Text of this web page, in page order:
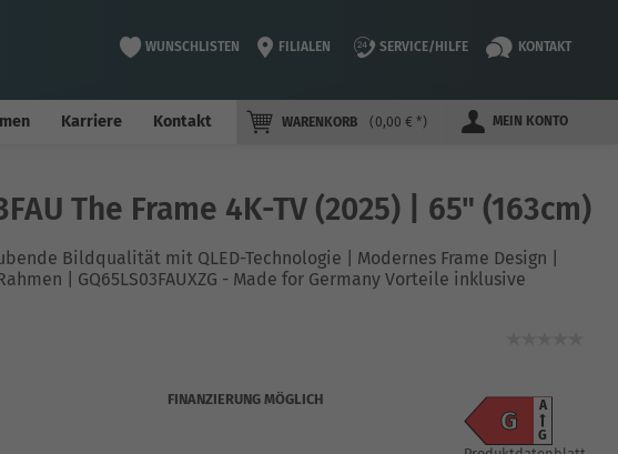
WUNSCHLISTEN FILIALEN SERVICE/HILFE KONTAKT
WARENKORB 0,00 € * MEIN KONTO
Karriere Kontakt
The Frame 4K-TV (2025) | 65" (163cm)
Bildqualität mit QLED-Technologie | Modernes Frame Design |
| GQ65LS03FAUXZG - Made for Germany Vorteile inklusive
G
A
G
FINANZIERUNG MÖGLICH